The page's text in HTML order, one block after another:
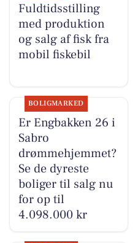
Fuldtidsstilling
med produktion
og salg af fisk fra
mobil fiskebil
BOLIGMARKED
Er Engbakken 26 i
Sabro
drømmehjemmet?
Se de dyreste
boliger til salg nu
for op til
4.098.000 kr